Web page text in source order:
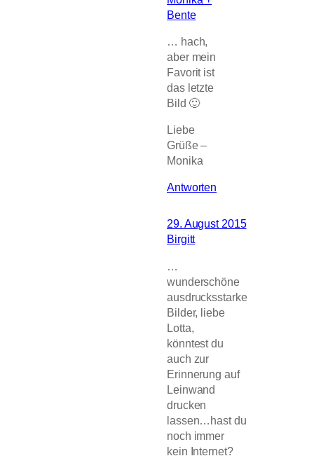
Bente
… hach,
aber mein
Favorit ist
das letzte
Bild 🙂
Liebe
Grüße –
Monika
Antworten
29. August 2015
Birgitt
…
wunderschöne
ausdrucksstarke
Bilder, liebe
Lotta,
könntest du
auch zur
Erinnerung auf
Leinwand
drucken
lassen…hast du
noch immer
kein Internet?